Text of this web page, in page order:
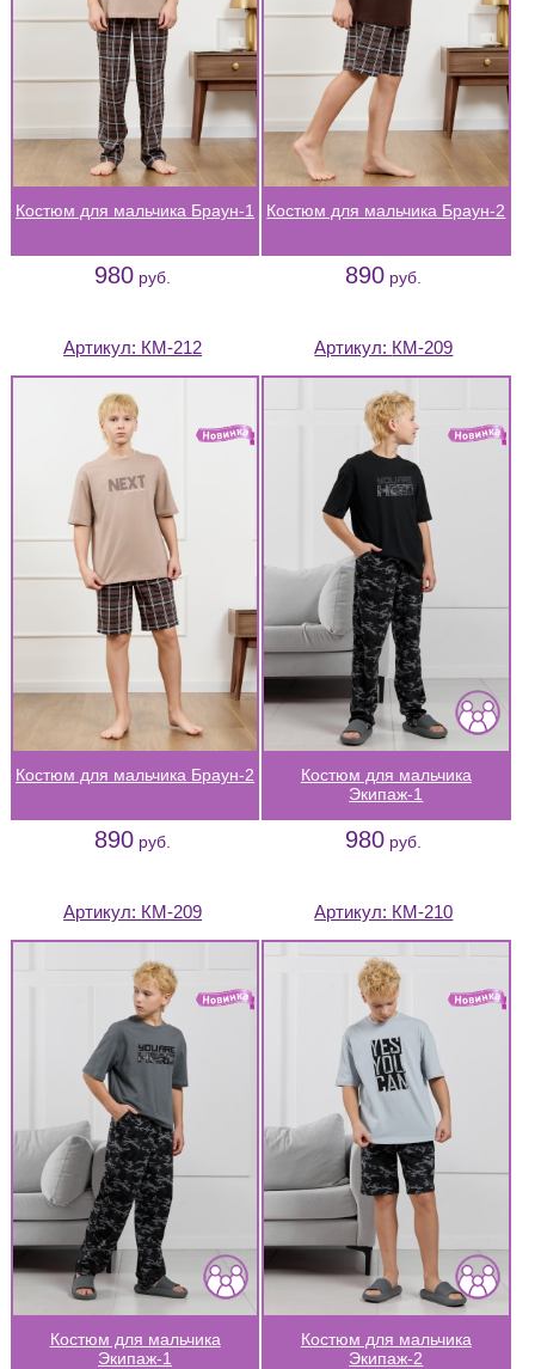
Костюм для мальчика Браун-1
980 руб.
Костюм для мальчика Браун-2
890 руб.
Артикул: КМ-212
Костюм для мальчика Браун-2
890 руб.
Артикул: КМ-209
Костюм для мальчика
Экипаж-1
980 руб.
Артикул: КМ-209
Костюм для мальчика
Экипаж-1
Артикул: КМ-210
Костюм для мальчика
Экипаж-2